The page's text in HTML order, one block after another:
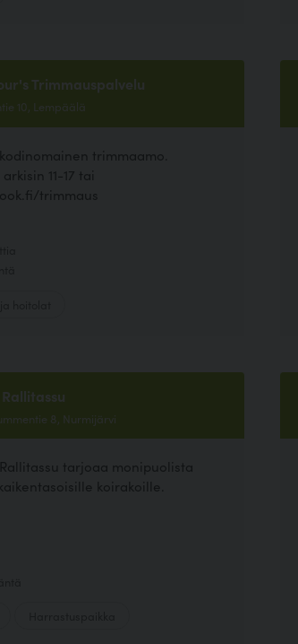
Trimmauspalvelu
10, Lempäälä
trimmaamo.
11-17 tai
trimmaus
8, Nurmijärvi
tarjoaa monipuolista
koirakoille.